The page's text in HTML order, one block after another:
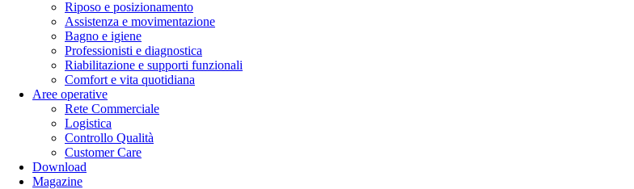
Riposo e posizionamento
Assistenza e movimentazione
Bagno e igiene
Professionisti e diagnostica
Riabilitazione e supporti funzionali
Comfort e vita quotidiana
Aree operative
Rete Commerciale
Logistica
Controllo Qualità
Customer Care
Download
Magazine